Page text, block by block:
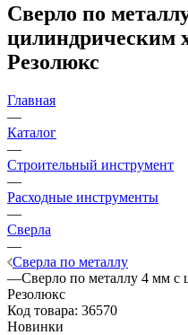
Сверло по
цилиндрическим
Резолюкс
Главная
—
Каталог
—
Строительный инструмент
—
Расходные инструменты
—
Сверла
—
Сверла по металлу
—Сверло по металлу 4 мм с
Резолюкс
Код товара: 36570
Новинки